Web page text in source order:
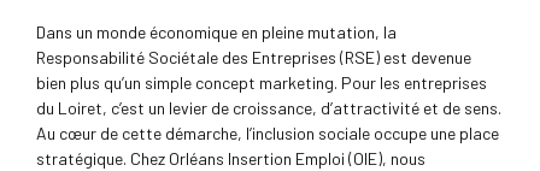
Dans un monde économique en pleine mutation, la
Responsabilité Sociétale des Entreprises (RSE) est devenue
bien plus qu’un simple concept marketing. Pour les entreprises
du Loiret, c’est un levier de croissance, d’attractivité et de sens.
Au cœur de cette démarche, l’inclusion sociale occupe une place
stratégique. Chez Orléans Insertion Emploi (OIE), nous